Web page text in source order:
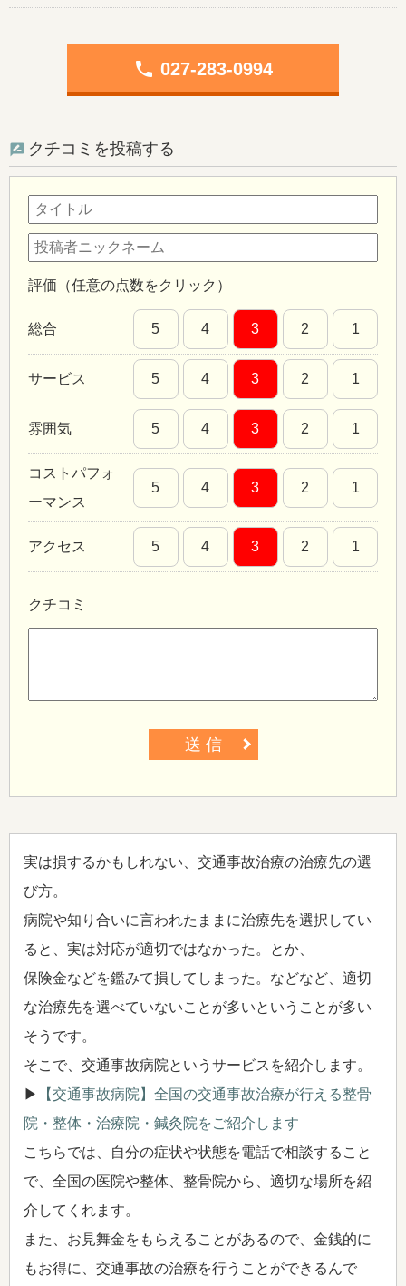
phone 027-283-0994
クチコミを投稿する
評価（任意の点数をクリック）
総合 5 4 3 2 1
サービス 5 4 3 2 1
雰囲気 5 4 3 2 1
コストパフォ
ーマンス
5 4 3 2 1
アクセス 5 4 3 2 1
クチコミ
送 信
実は損するかもしれない、交通事故治療の治療先の選
び方。
病院や知り合いに言われたままに治療先を選択してい
ると、実は対応が適切ではなかった。とか、
保険金などを鑑みて損してしまった。などなど、適切
な治療先を選べていないことが多いということが多い
そうです。
そこで、交通事故病院というサービスを紹介します。
▶
【交通事故病院】全国の交通事故治療が行える整骨
院・整体・治療院・鍼灸院をご紹介します
こちらでは、自分の症状や状態を電話で相談すること
で、全国の医院や整体、整骨院から、適切な場所を紹
介してくれます。
また、お見舞金をもらえることがあるので、金銭的に
もお得に、交通事故の治療を行うことができるんで